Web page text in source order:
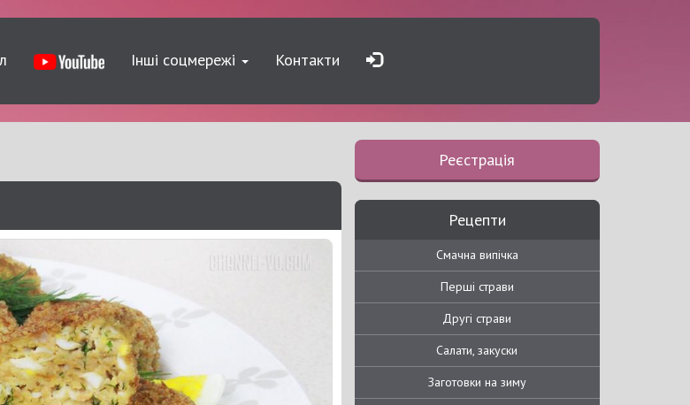
Інші соцмережі Контакти
Реєстрація
Рецепти
Смачна випічка
Перші страви
Другі страви
Салати, закуски
Заготовки на зиму